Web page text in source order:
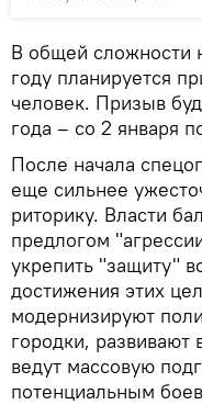
В общей сложности
году планируется
человек. Призыв
года – со 2 января
После начала
еще сильнее
риторику. Власти
предлогом
укрепить "защиту"
достижения этих
модернизируют
городки, развивают
ведут массовую
потенциальным